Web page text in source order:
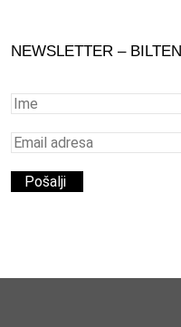
NEWSLETTER – BILTEN